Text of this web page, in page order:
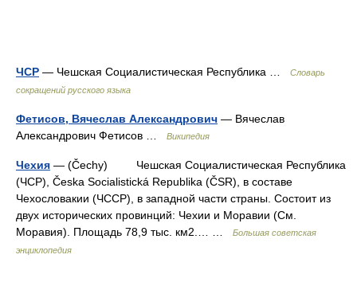
ЧСР — Чешская Социалистическая Республика …
Словарь
сокращений русского языка
Фетисов, Вячеслав Александрович — Вячеслав
Александрович Фетисов …
Википедия
Чехия — (Čechy) Чешская Социалистическая Республика
(ЧСР), Česka Socialistická Republika (ČSR), в составе
Чехословакии (ЧССР), в западной части страны. Состоит из
двух исторических провинций: Чехии и Моравии (См.
Моравия). Площадь 78,9 тыс. км2.… …
Большая советская
энциклопедия